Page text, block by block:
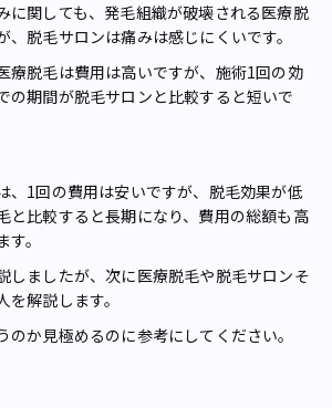
に関しても、発毛組織が破壊される医療脱
、脱毛サロンは痛みは感じにくいです。
療脱毛は費用は高いですが、施術1回の効
の期間が脱毛サロンと比較すると短いで
、1回の費用は安いですが、脱毛効果が低
と比較すると長期になり、費用の総額も高
。
しましたが、次に医療脱毛や脱毛サロンそ
解説します。
か見極めるのに参考にしてください。